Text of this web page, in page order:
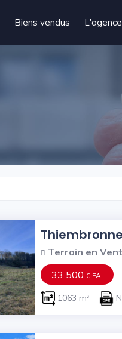
Biens vendus L'agence
Thiembronne
Terrain en
33 500€ FAI
1063 m²